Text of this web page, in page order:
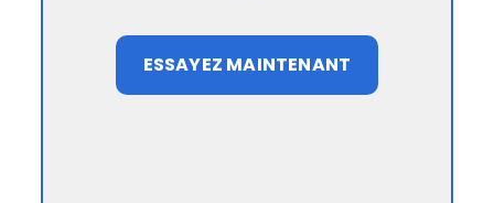
ESSAYEZ MAINTENANT